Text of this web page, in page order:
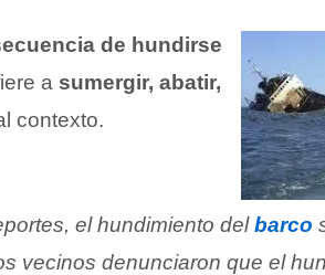
de hundirse
a sumergir, abatir,
contexto.
el hundimiento delbarco
vecinos denunciaron que el